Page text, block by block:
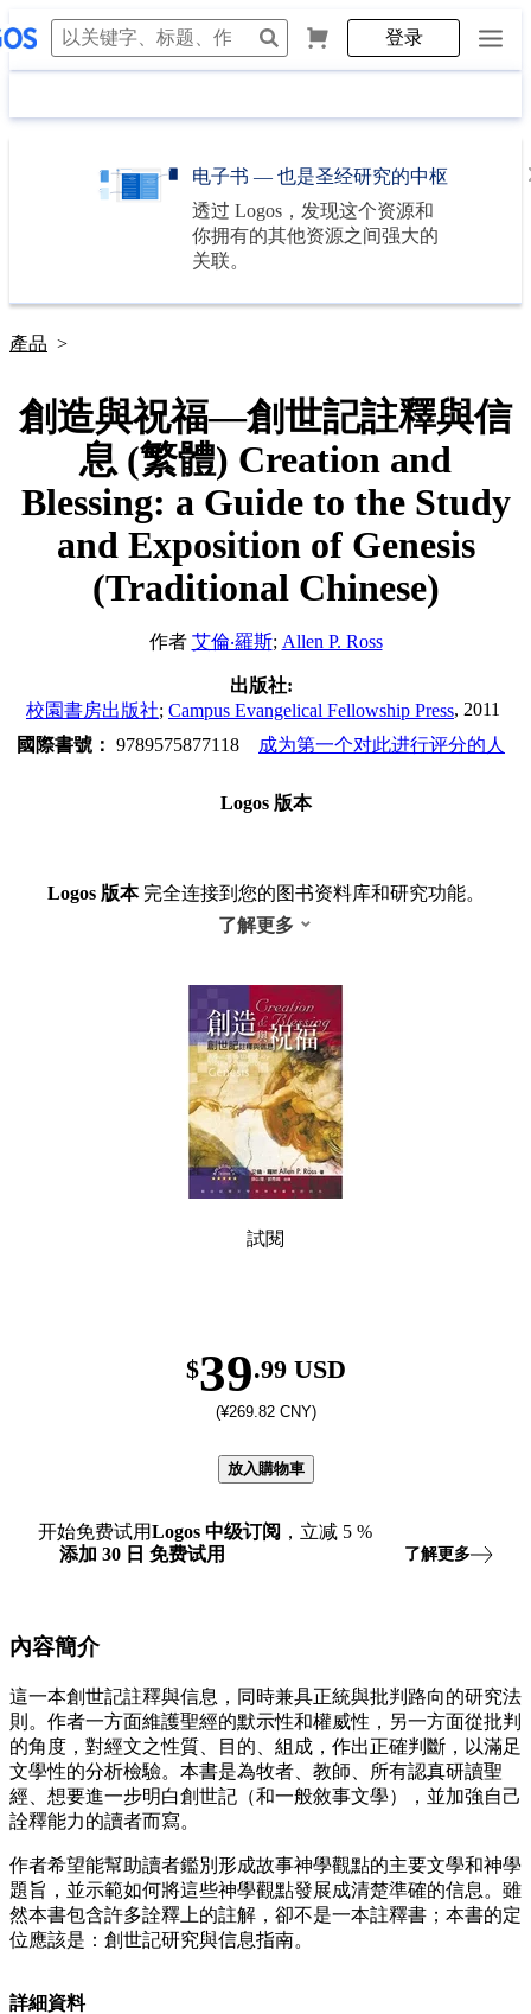
登录
电子书 — 也是圣经研究的中枢
透过 Logos ，发现这个资源和
你拥有的其他资源之间强大的
关联。
產品 >
創造與祝福—創世記註釋與信
息 (繁體) Creation and
Blessing: a Guide to the Study
and Exposition of Genesis
(Traditional Chinese)
作者 艾倫‧羅斯; Allen P. Ross
出版社:
校園書房出版社; Campus Evangelical Fellowship Press, 2011
國際書號： 9789575877118 成为第一个对此进行评分的人
Logos 版本
Logos 版本完全连接到您的图书资料库和研究功能。
了解更多
試閱
$39.99 USD
(¥269.82 CNY)
放入購物車
开始免费试用Logos 中级订阅 ，立减 5 %
添加 30 日 免费试用 了解更多
內容簡介
這一本創世記註釋與信息，同時兼具正統與批判路向的研究法
則。作者一方面維護聖經的默示性和權威性，另一方面從批判
的角度，對經文之性質、目的、組成，作出正確判斷，以滿足
文學性的分析檢驗。本書是為牧者、教師、所有認真研讀聖
經、想要進一步明白創世記（和一般敘事文學），並加強自己
詮釋能力的讀者而寫。
作者希望能幫助讀者鑑別形成故事神學觀點的主要文學和神學
題旨，並示範如何將這些神學觀點發展成清楚準確的信息。雖
然本書包含許多詮釋上的註解，卻不是一本註釋書；本書的定
位應該是：創世記研究與信息指南。
詳細資料